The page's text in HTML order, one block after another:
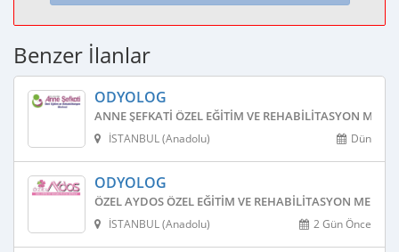
Benzer İlanlar
ODYOLOG
ANNE ŞEFKATI ÖZEL EĞITIM VE REHABILITASYON
Dün
İSTANBUL (Anadolu)
ODYOLOG
ÖZEL AYDOS ÖZEL EĞITIM VE REHABILITASYON
2 Gün Önce
İSTANBUL (Anadolu)